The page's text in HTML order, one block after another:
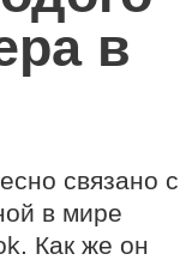
в
связано с
в мире
Как же он